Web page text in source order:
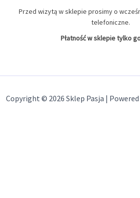
Przed wizytą w sklepie prosimy o
telefoniczne.
Płatność w sklepie tylko
Copyright © 2026 Sklep Pasja |